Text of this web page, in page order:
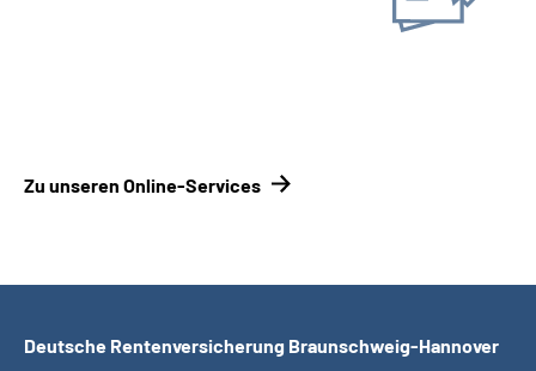
Zu unseren Online-Services
Deutsche Rentenversicherung Braunschweig-Hannover